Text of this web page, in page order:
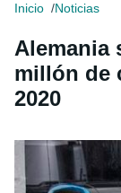
Inicio Noticias
Alemania
millón de
2020